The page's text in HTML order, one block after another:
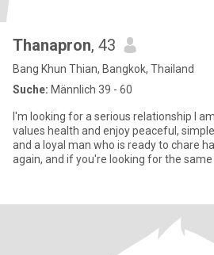
Thanapron, 43
Bang Khun Thian, Bangkok, Thailand
Suche: Männlich 39 - 60
I'm looking for a serious relationship l
values health and enjoy peaceful, simple life. if you're a
and a loyal man who is ready to chare
again, and if you're looking for the same